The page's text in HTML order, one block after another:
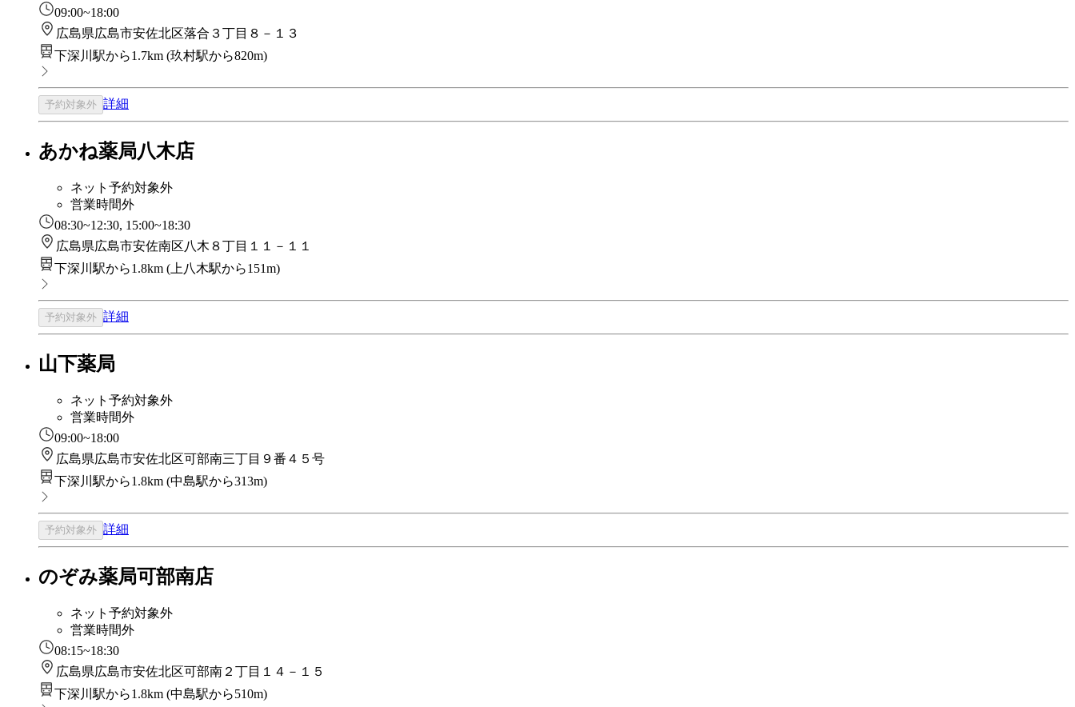
09:00~18:00
広島県広島市安佐北区落合３丁目８－１３
下深川駅から1.7km (玖村駅から820m)
予約対象外 詳細
あかね薬局八木店
ネット予約対象外
営業時間外
08:30~12:30, 15:00~18:30
広島県広島市安佐南区八木８丁目１１－１１
下深川駅から1.8km ( 上八木駅から151m)
予約対象外 詳細
山下薬局
ネット予約対象外
営業時間外
09:00~18:00
広島県広島市安佐北区可部南三丁目９番４５号
下深川駅から1.8km (中島駅から313m)
予約対象外 詳細
のぞみ薬局可部南店
ネット予約対象外
営業時間外
08:15~18:30
広島県広島市安佐北区可部南２丁目１４－１５
下深川駅から1.8km (中島駅から510m)